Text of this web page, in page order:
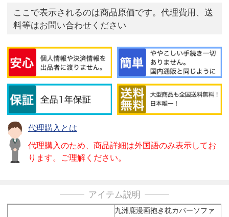
ここで表示されるのは商品原価です。代理費用、送
料等はお問い合わせください
代理購入とは
代理購入のため、商品詳細は外国語のみ表示してお
ります。ご理解ください。
アイテム説明
九洲鹿漫画抱き枕カバーソファ